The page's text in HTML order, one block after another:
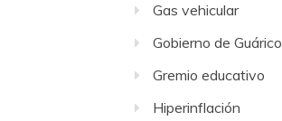
Gas vehicular
Gobierno de Guárico
Gremio educativo
Hiperinflación